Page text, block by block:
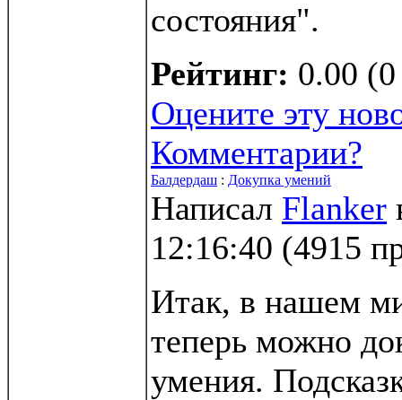
состояния".
Рейтинг: 0.00
Оцените эту
Комментарии?
Балдердаш : Докупка умений
Написал Flanker
12:16:40 (4915
Итак, в нашем
теперь можно
умения.